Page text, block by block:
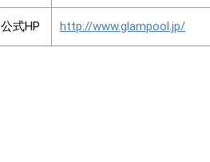
公式HP http://www.glampool.jp/